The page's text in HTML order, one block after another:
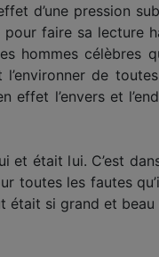
d’une pression
faire sa lecture
hommes
l’environner de
l’envers et
et était lui. C’est
toutes les fautes
si grand et